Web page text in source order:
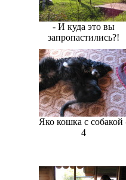
- И куда это вы
запропастились?!
Яко кошка с собакой
4